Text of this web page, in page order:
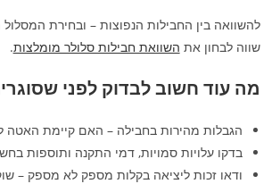
להשוואה בין החבילות הנפוצות – ובחירת
שווה לבחון את השוואת חבילות סלולר מומלצות.
מה עוד חשוב לבדוק לפני
הגבלות מהירות בחבילה – האם קיימת האטה
בדקו עלויות סמויות, דמי התקנה ותוספות
ודאו זכות ליציאה בקלות מספק לא מספק –